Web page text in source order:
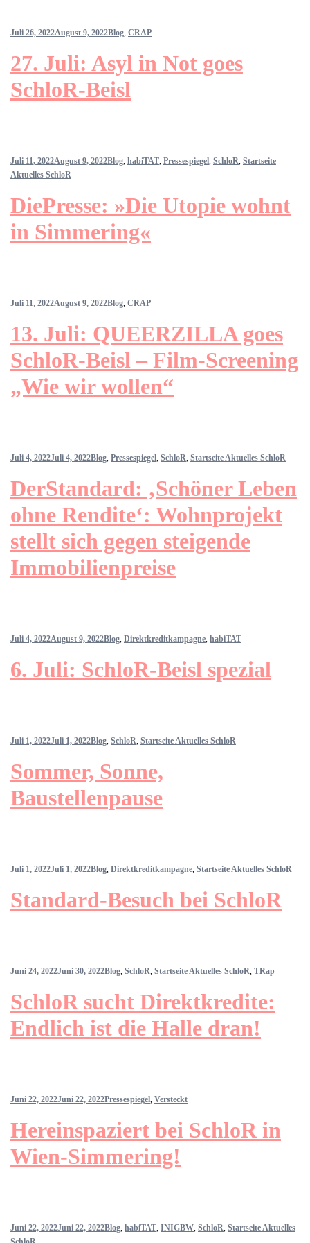
Juli 26, 2022August 9, 2022Blog, CRAP
27. Juli: Asyl in Not goes
SchloR-Beisl
Juli 11, 2022August 9, 2022Blog, habiTAT, Pressespiegel, SchloR, Startseite
Aktuelles SchloR
DiePresse: »Die Utopie wohnt
in Simmering«
Juli 11, 2022August 9, 2022Blog, CRAP
13. Juli: QUEERZILLA goes
SchloR-Beisl – Film-Screening
„Wie wir wollen“
Juli 4, 2022Juli 4, 2022Blog, Pressespiegel, SchloR, Startseite Aktuelles SchloR
DerStandard: ‚Schöner Leben
ohne Rendite‘: Wohnprojekt
stellt sich gegen steigende
Immobilienpreise
Juli 4, 2022August 9, 2022Blog, Direktkreditkampagne, habiTAT
6. Juli: SchloR-Beisl spezial
Juli 1, 2022Juli 1, 2022Blog, SchloR, Startseite Aktuelles SchloR
Sommer, Sonne,
Baustellenpause
Juli 1, 2022Juli 1, 2022Blog, Direktkreditkampagne, Startseite Aktuelles SchloR
Standard-Besuch bei SchloR
Juni 24, 2022Juni 30, 2022Blog, SchloR, Startseite Aktuelles SchloR, TRap
SchloR sucht Direktkredite:
Endlich ist die Halle dran!
Juni 22, 2022Juni 22, 2022Pressespiegel, Versteckt
Hereinspaziert bei SchloR in
Wien-Simmering!
Juni 22, 2022Juni 22, 2022Blog, habiTAT, INIGBW, SchloR, Startseite Aktuelles